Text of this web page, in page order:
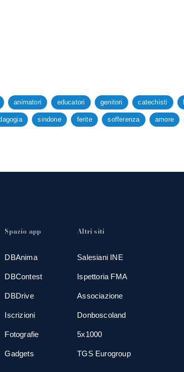
animatori educatori genitori catechisti
sindone ferite sofferenza amore
Spazio app
DBAnima
DBContest
DBDrive
Iscrizioni
Fotografie
Gadgets
Altri siti
Salesiani INE
Ispettoria FMA
Associazione
Donboscoland
5x1000
TGS Eurogroup